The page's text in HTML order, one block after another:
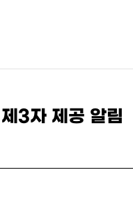
3자 제공 알림